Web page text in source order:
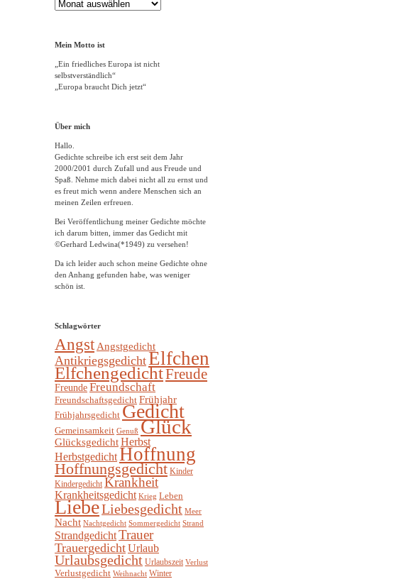
Gedichte
Archiv
Mein Motto ist
„Ein friedliches Europa ist nicht
selbstverständlich“
„Europa braucht Dich jetzt“
Über mich
Hallo.
Gedichte schreibe ich erst seit dem Jahr
2000/2001 durch Zufall und aus Freude und
Spaß. Nehme mich dabei nicht all zu ernst und
es freut mich wenn andere Menschen sich an
meinen Zeilen erfreuen.
Bei Veröffentlichung meiner Gedichte möchte
ich darum bitten, immer das Gedicht mit
©Gerhard Ledwina(*1949) zu versehen!
Da ich leider auch schon meine Gedichte ohne
den Anhang gefunden habe, was weniger
schön ist.
Schlagwörter
Angst Angstgedicht
AntikriegsgedichtElfchen
ElfchengedichtFreude
FreundeFreundschaft
Freundschaftsgedicht Frühjahr
Frühjahrsgedicht Gedicht
Gemeinsamkeit Genuß Glück
GlücksgedichtHerbst
HerbstgedichtHoffnung
Hoffnungsgedicht Kinder
Kindergedicht Krankheit
Krankheitsgedicht Krieg Leben
LiebeLiebesgedicht Meer
Nacht Nachtgedicht Sommergedicht Strand
StrandgedichtTrauer
TrauergedichtUrlaub
Urlaubsgedicht Urlaubszeit Verlust
Verlustgedicht Weihnacht Winter